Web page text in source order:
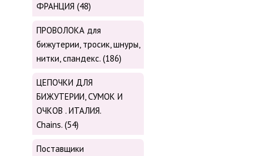
ФРАНЦИЯ (48)
ПРОВОЛОКА для
бижутерии, тросик, шнуры,
нитки, cпандекс. (186)
ЦЕПОЧКИ ДЛЯ
БИЖУТЕРИИ, СУМОК И
ОЧКОВ . ИТАЛИЯ.
Chains. (54)
Поставщики